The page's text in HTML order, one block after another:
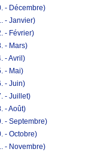
- Décembre)
- Janvier)
- Février)
- Mars)
- Avril)
- Mai)
- Juin)
- Juillet)
- Août)
- Septembre)
- Octobre)
- Novembre)